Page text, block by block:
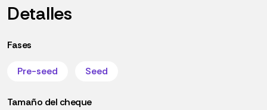
Detalles
Fases
Pre-seed Seed
Tamaño del cheque